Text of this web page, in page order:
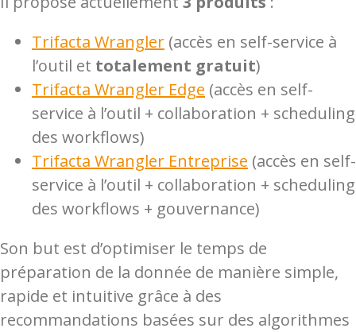
Trifacta Wrangler (accès en self-service à
l’outil et totalement gratuit)
Trifacta Wrangler Edge (accès en self-
service à l’outil + collaboration + scheduling
des workflows)
Trifacta Wrangler Entreprise (accès en self-
service à l’outil + collaboration + scheduling
des workflows + gouvernance)
Son but est d’optimiser le temps de
préparation de la donnée de manière simple,
rapide et intuitive grâce à des
recommandations basées sur des algorithmes